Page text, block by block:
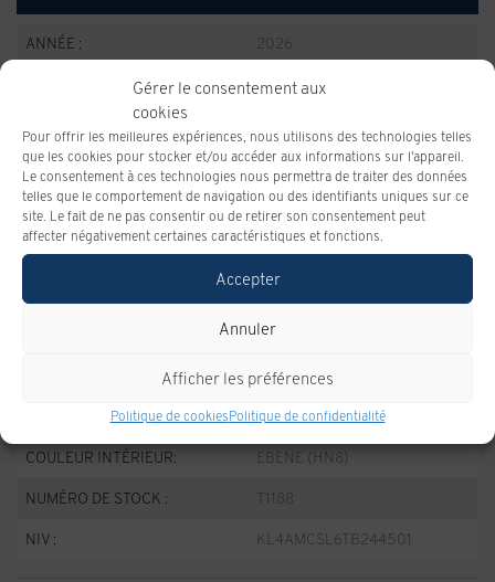
Gérer le consentement aux
cookies
Pour offrir les meilleures expériences, nous utilisons des technologies telles
que les cookies pour stocker et/ou accéder aux informations sur l'appareil.
Le consentement à ces technologies nous permettra de traiter des données
telles que le comportement de navigation ou des identifiants uniques sur ce
site. Le fait de ne pas consentir ou de retirer son consentement peut
affecter négativement certaines caractéristiques et fonctions.
Accepter
Annuler
Afficher les préférences
Politique de cookiesPolitique de confidentialité
ANNÉE : 2026
10 km
TRANSMISSION :
VITESSES
MOTRICITÉ : Traction intégrale
MOTEUR : 3 Cylindres
1.3
METALLISE (GB0)
4
COULEUR INTÉRIEUR: EBENE (HN8)
NUMÉRO DE STOCK : T1188
NIV : KL4AMCSL6TB244501